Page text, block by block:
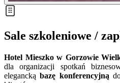
Sale szkoleniowe /
Hotel Mieszko w Gorzowie
dla organizacji spotkań
eleganckąbazę konferencyjną